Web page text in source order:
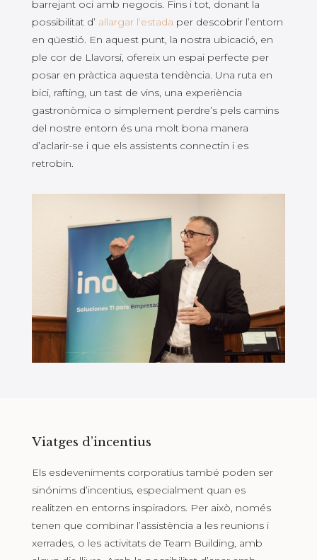
barrejant oci amb negocis. Fins i tot, donant la
possibilitat d’ allargar l’estada per descobrir l’entorn
en qüestió. En aquest punt, la nostra ubicació, en
ple cor de Llavorsí, ofereix un espai perfecte per
posar en pràctica aquesta tendència. Una ruta en
bici, rafting, un tast de vins, una experiència
gastronòmica o simplement perdre’s pels camins
del nostre entorn és una molt bona manera
d’aclarir-se i que els assistents connectin i es
retrobin.
Viatges d’incentius
Els esdeveniments corporatius també poden ser
sinónims d’incentius, especialment quan es
realitzen en entorns inspiradors. Per això, només
tenen que combinar l’assistència a les reunions i
xerrades, o les activitats de Team Building, amb